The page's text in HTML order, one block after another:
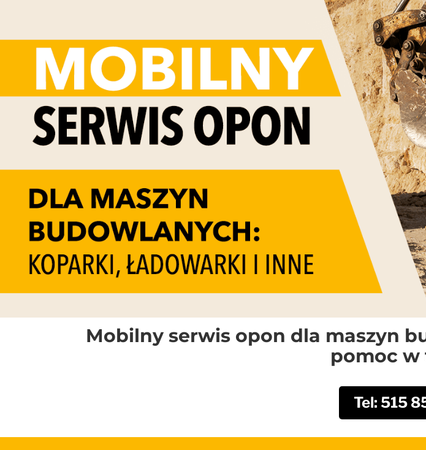
Mobilny serwis opon dla maszyn
pomoc w
Tel: 515